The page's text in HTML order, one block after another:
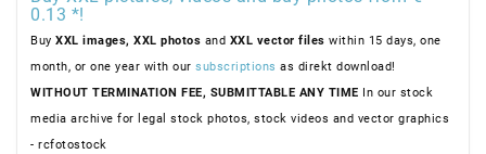
0.13 *!
Buy XXL images, XXL photos and XXL vector files within 15 days, one
month, or one year with our subscriptions as direkt download!
WITHOUT TERMINATION FEE, SUBMITTABLE ANY TIME In our stock
media archive for legal stock photos, stock videos and vector graphics
- rcfotostock